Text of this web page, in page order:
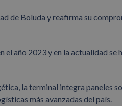
de Boluda y reafirma su
año 2023 y en la actualidad se
la terminal integra paneles
más avanzadas del país.